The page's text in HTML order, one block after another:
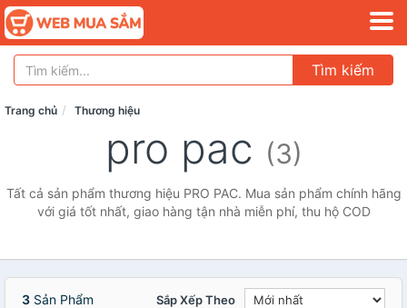
Tìm kiếm
Trang chủ Thương hiệu
pro pac (3)
Tất cả sản phẩm thương hiệu PRO PAC. Mua sản phẩm chính hãng
với giá tốt nhất, giao hàng tận nhà miễn phí, thu hộ COD
3 Sản Phẩm Sắp Xếp Theo